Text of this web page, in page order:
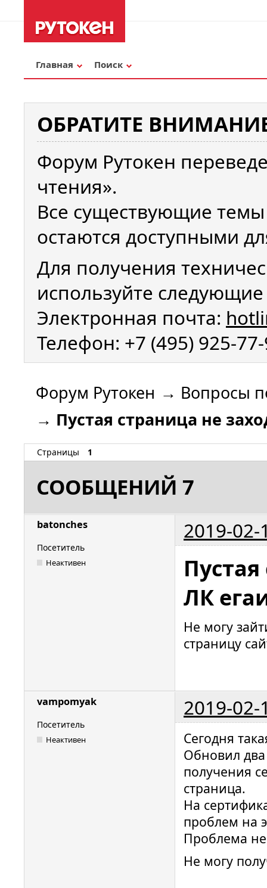
Главная Поиск
ОБРАТИТЕ
Форум Рутокен
чтения».
Все существующие
остаются доступными
Для получения
используйте
Электронная почта:
Телефон: +7 (495) 925-
Форум Рутокен → Вопросы
→ Пустая страница не
Страницы 1
СООБЩЕНИЙ 7
batonches 2019-02-
Посетитель
Неактивен
ЛК
Не могу
страницу
vampomyak 2019-02-
Посетитель
Неактивен
Сегодня
Обновил
получения
страница.
На
проблем на
Проблема
Не могу